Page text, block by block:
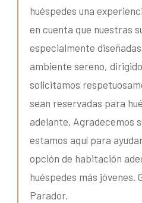
huéspedes una
en cuenta que nuestras
especialmente
ambiente sereno,
solicitamos
sean reservadas para
adelante. Agradecemos
estamos aquí para
opción de habitación
huéspedes más jóvenes.
Parador.